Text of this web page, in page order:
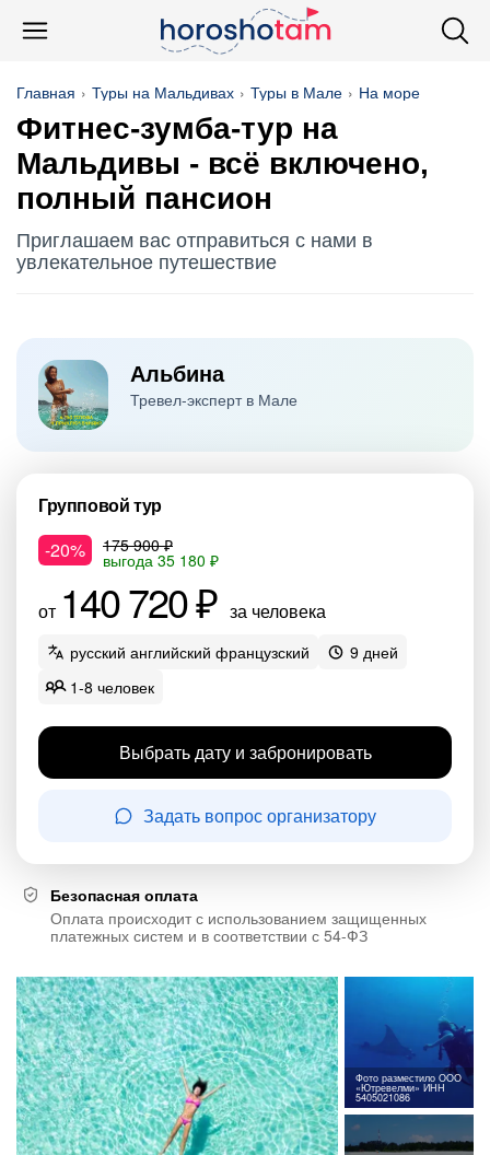
Главная Туры на Мальдивах Туры в Мале На море
Фитнес-зумба-тур на
Мальдивы - всё включено,
полный пансион
Приглашаем вас отправиться с нами в
увлекательное путешествие
Альбина
Тревел-эксперт в Мале
Групповой тур
-20%
175 900 ₽
выгода 35 180 ₽
от 140 720 ₽ за человека
русский английский французский
9 дней
1-8 человек
Выбрать дату и забронировать
Задать вопрос организатору
Безопасная оплата
Оплата происходит с использованием защищенных
платежных систем и в соответствии с 54-ФЗ
Фото разместило ООО
«Ютревелми» ИНН
5405021086